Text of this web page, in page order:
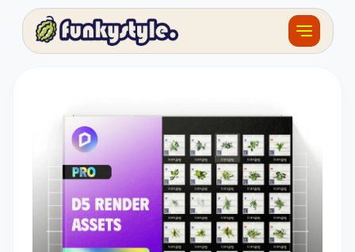
Khóa học
Tài nguyên
Giải thưởng